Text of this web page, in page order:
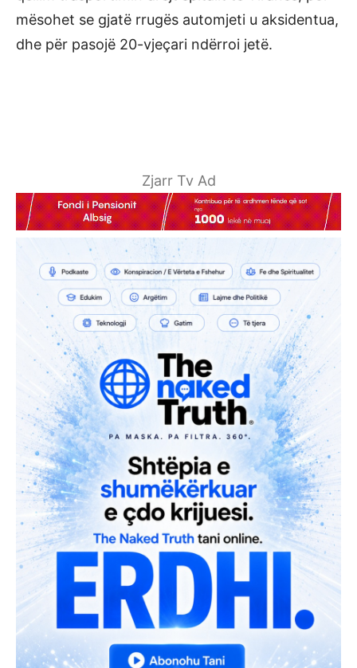
mësohet se gjatë rrugës automjeti u aksidentua,
dhe për pasojë 20-vjeçari ndërroi jetë.
Zjarr Tv Ad